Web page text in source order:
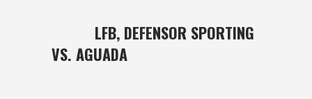
LFB, DEFENSOR SPORTING
VS. AGUADA